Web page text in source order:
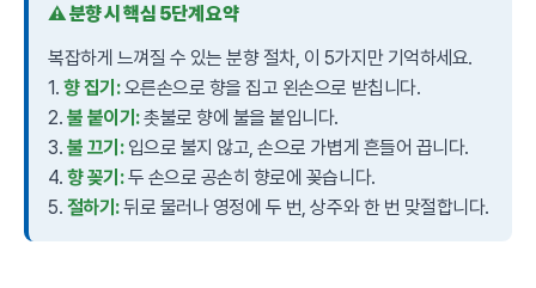
⚠️ 분향 시 핵심 5단계 요약
복잡하게 느껴질 수 있는 분향 절차, 이 5가지만 기억하세요.
1. 향 집기:오른손으로 향을 집고 왼손으로 받칩니다.
2. 불 붙이기:촛불로 향에 불을 붙입니다.
3. 불 끄기:입으로 불지 않고, 손으로 가볍게 흔들어 끕니다.
4. 향 꽂기:두 손으로 공손히 향로에 꽂습니다.
5. 절하기:뒤로 물러나 영정에 두 번, 상주와 한 번 맞절합니다.